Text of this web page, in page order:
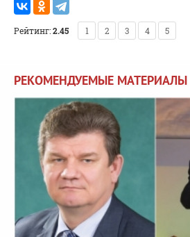
Рейтинг:2.45 1 2 3 4 5
РЕКОМЕНДУЕМЫЕ МАТЕРИАЛЫ